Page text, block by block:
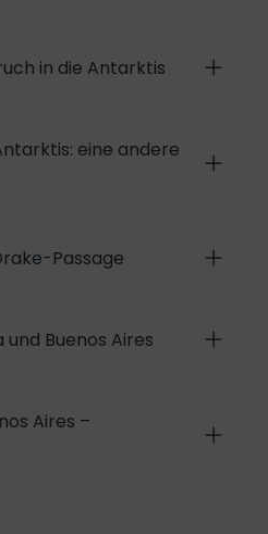
in die Antarktis
eine andere
Passage
und Buenos Aires
Aires –